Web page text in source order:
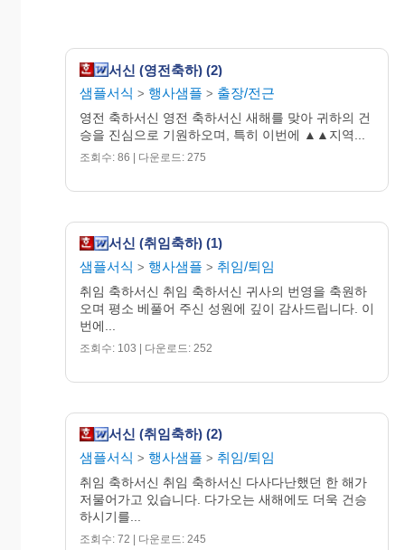
서신 (영전축하) (2)
샘플서식 > 행사샘플 > 출장/전근
영전 축하서신 영전 축하서신 새해를 맞아 귀하의 건
승을 진심으로 기원하오며, 특히 이번에 ▲▲지역...
조회수: 86 | 다운로드: 275
서신 (취임축하) (1)
샘플서식 > 행사샘플 > 취임/퇴임
취임 축하서신 취임 축하서신 귀사의 번영을 축원하
오며 평소 베풀어 주신 성원에 깊이 감사드립니다. 이
번에...
조회수: 103 | 다운로드: 252
서신 (취임축하) (2)
샘플서식 > 행사샘플 > 취임/퇴임
취임 축하서신 취임 축하서신 다사다난했던 한 해가
저물어가고 있습니다. 다가오는 새해에도 더욱 건승
하시기를...
조회수: 72 | 다운로드: 245